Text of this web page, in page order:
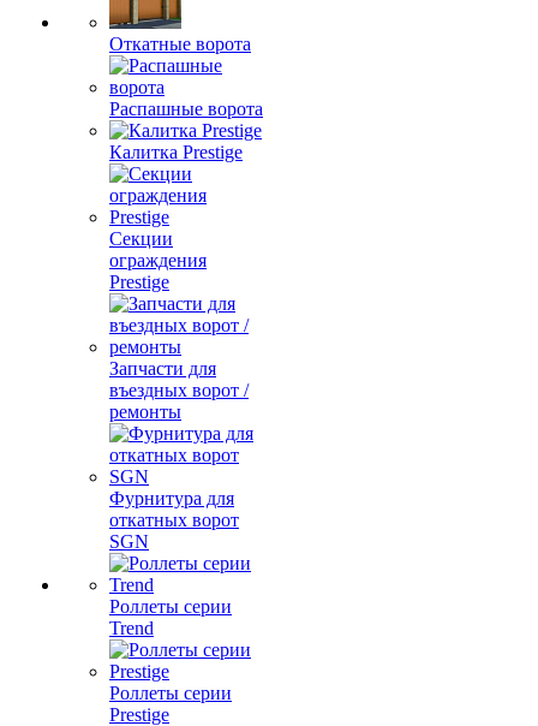
Откатные ворота
Распашные ворота
Калитка Prestige
Секции
ограждения
Prestige
Запчасти для
въездных ворот /
ремонты
Фурнитура для
откатных ворот
SGN
Роллеты серии
Trend
Роллеты серии
Prestige